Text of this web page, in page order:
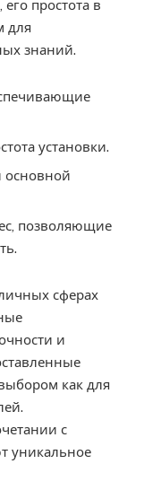
простота в
для
знаний.
установки.
основной
позволяющие
сферах
и
как для
с
уникальное